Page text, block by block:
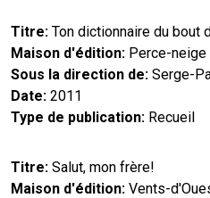
Titre Ton dictionnaire du bout
Maison d'édition Perce-neige
Sous la direction de Serge-
Date 2011
Type de publication Recueil
Titre Salut, mon frère!
Maison d'édition Vents-